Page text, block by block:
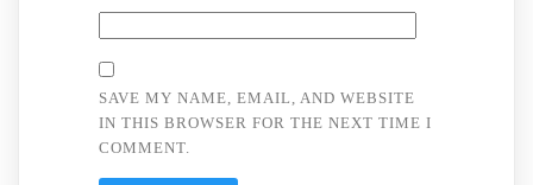
SAVE MY NAME, EMAIL, AND WEBSITE
IN THIS BROWSER FOR THE NEXT TIME I
COMMENT.